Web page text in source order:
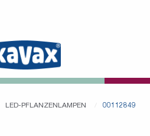
LED-PFLANZENLAMPEN 00112849